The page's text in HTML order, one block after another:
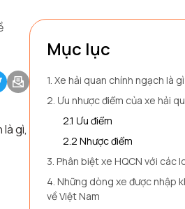
gì,
Mục lục
1. Xe hải quan chính ngạch là
2. Ưu nhược điểm của xe hải
2.1 Ưu điểm
2.2 Nhược điểm
3. Phân biệt xe HQCN với các
4. Những dòng xe được nhập
về Việt Nam